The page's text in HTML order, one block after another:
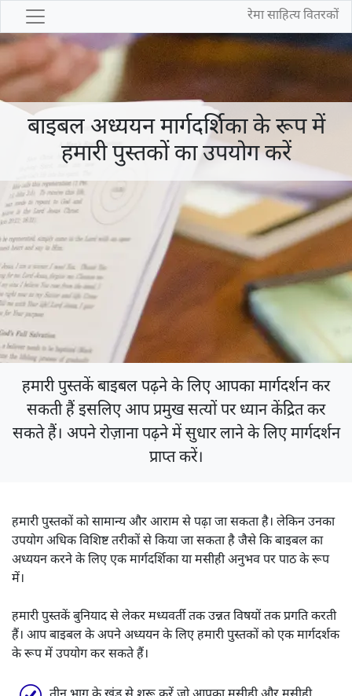
रेमा साहित्य वितरकों
बाइबल अध्ययन मार्गदर्शिका के रूप में
हमारी पुस्तकों का उपयोग करें
हमारी पुस्तकें बाइबल पढ़ने के लिए आपका मार्गदर्शन कर
सकती हैं इसलिए आप प्रमुख सत्यों पर ध्यान केंद्रित कर
सकते हैं। अपने रोज़ाना पढ़ने में सुधार लाने के लिए मार्गदर्शन
प्राप्त करें।
हमारी पुस्तकों को सामान्य और आराम से पढ़ा जा सकता है। लेकिन उनका
उपयोग अधिक विशिष्ट तरीकों से किया जा सकता है जैसे कि बाइबल का
अध्ययन करने के लिए एक मार्गदर्शिका या मसीही अनुभव पर पाठ के रूप
में।
हमारी पुस्तकें बुनियाद से लेकर मध्यवर्ती तक उन्नत विषयों तक प्रगति करती
हैं। आप बाइबल के अपने अध्ययन के लिए हमारी पुस्तकों को एक मार्गदर्शक
के रूप में उपयोग कर सकते हैं।